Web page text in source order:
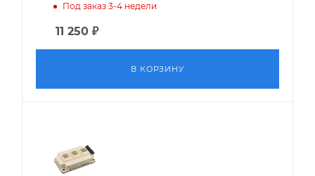
Под заказ 3-4 недели
11 250 ₽
В КОРЗИНУ